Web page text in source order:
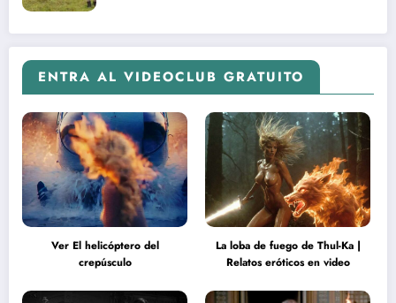
ENTRA AL VIDEOCLUB GRATUITO
Ver El helicóptero del
crepúsculo
La loba de fuego de Thul-Ka |
Relatos eróticos en video